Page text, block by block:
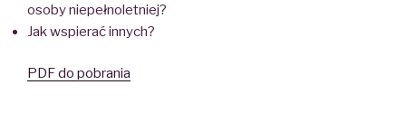
osoby niepełnoletniej?
Jak wspierać innych?
PDF do pobrania